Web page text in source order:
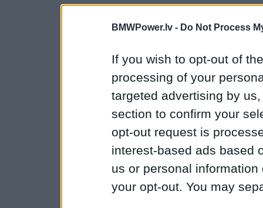
BMWPower.lv - Do Not Process
If you wish to opt-out of
processing of your
targeted advertising by
section to confirm your
opt-out request is
interest-based ads based
us or personal
your opt-out. You may